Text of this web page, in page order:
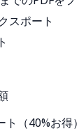
スポート
（40%お得）